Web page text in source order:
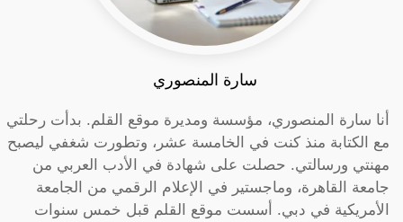
سارة المنصوري
أنا سارة المنصوري، مؤسسة ومديرة موقع القلم. بدأت رحلتي
مع الكتابة منذ كنت في الخامسة عشر، وتطورت شغفي ليصبح
مهنتي ورسالتي. حصلت على شهادة في الأدب العربي من
جامعة القاهرة، وماجستير في الإعلام الرقمي من الجامعة
الأمريكية في دبي. أسست موقع القلم قبل خمس سنوات